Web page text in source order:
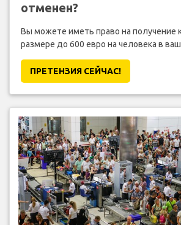
отменен?
Вы можете иметь право на получение
размере до 600 евро на человека в
ПРЕТЕНЗИЯ CЕЙЧАС!